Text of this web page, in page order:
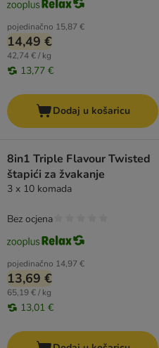
pojedinačno 15,87 €
14,49 €
42,74 € / kg
13,77 €
Dodaj u košaricu
8in1 Triple Flavour Twisted
štapići za žvakanje
3 x 10 komada
pojedinačno 14,97 €
13,69 €
65,19 € / kg
13,01 €
Bez ocjena